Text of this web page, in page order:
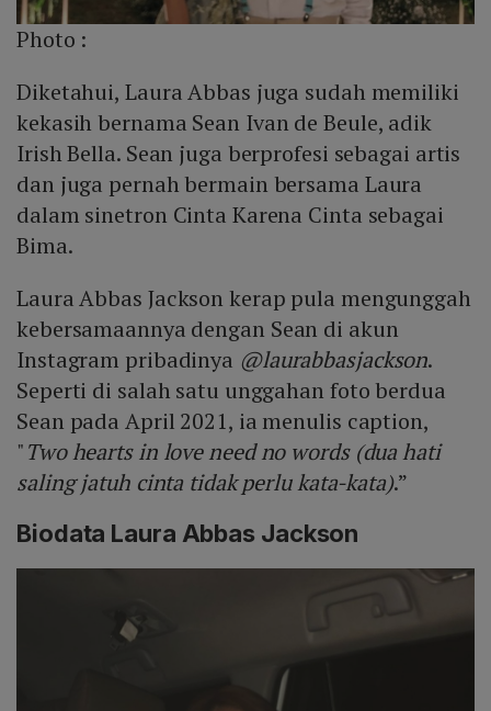
Photo :
Diketahui, Laura Abbas juga sudah memiliki
kekasih bernama Sean Ivan de Beule, adik
Irish Bella. Sean juga berprofesi sebagai artis
dan juga pernah bermain bersama Laura
dalam sinetron Cinta Karena Cinta sebagai
Bima.
Laura Abbas Jackson kerap pula mengunggah
kebersamaannya dengan Sean di akun
Instagram pribadinya @laurabbasjackson.
Seperti di salah satu unggahan foto berdua
Sean pada April 2021, ia menulis caption,
"Two hearts in love need no words (dua hati
saling jatuh cinta tidak perlu kata-kata).”
Biodata Laura Abbas Jackson